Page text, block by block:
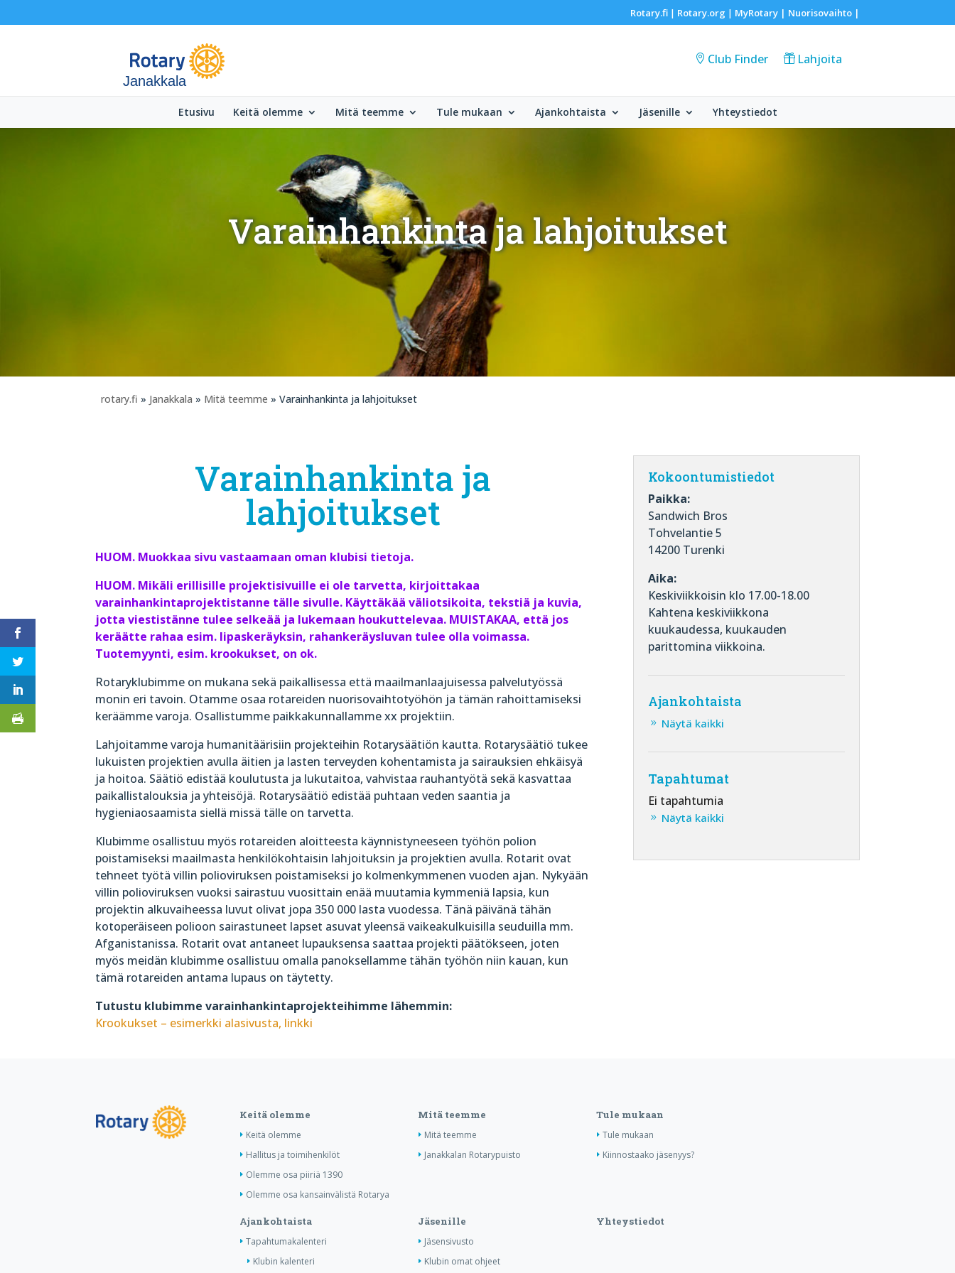
Rotary.fi| Rotary.org | MyRotary | Nuorisovaihto|
Janakkala
Club Finder Lahjoita
Etusivu Keitä olemme Mitä teemme Tule mukaan Ajankohtaista Jäsenille Yhteystiedot
Varainhankinta ja lahjoitukset
rotary.fi » Janakkala » Mitä teemme » Varainhankinta ja lahjoitukset
Varainhankinta ja
lahjoitukset
HUOM. Muokkaa sivu vastaamaan oman klubisi tietoja.
HUOM. Mikäli erillisille projektisivuille ei ole tarvetta, kirjoittakaa
varainhankintaprojektistanne tälle sivulle. Käyttäkää väliotsikoita, tekstiä ja kuvia,
jotta viestistänne tulee selkeää ja lukemaan houkuttelevaa. MUISTAKAA, että jos
keräätte rahaa esim. lipaskeräyksin, rahankeräysluvan tulee olla voimassa.
Tuotemyynti, esim. krookukset, on ok.
Rotaryklubimme on mukana sekä paikallisessa että maailmanlaajuisessa palvelutyössä
monin eri tavoin. Otamme osaa rotareiden nuorisovaihtotyöhön ja tämän rahoittamiseksi
keräämme varoja. Osallistumme paikkakunnallamme xx projektiin.
Lahjoitamme varoja humanitäärisiin projekteihin Rotarysäätiön kautta. Rotarysäätiö tukee
lukuisten projektien avulla äitien ja lasten terveyden kohentamista ja sairauksien ehkäisyä
ja hoitoa. Säätiö edistää koulutusta ja lukutaitoa, vahvistaa rauhantyötä sekä kasvattaa
paikallistalouksia ja yhteisöjä. Rotarysäätiö edistää puhtaan veden saantia ja
hygieniaosaamista siellä missä tälle on tarvetta.
Klubimme osallistuu myös rotareiden aloitteesta käynnistyneeseen työhön polion
poistamiseksi maailmasta henkilökohtaisin lahjoituksin ja projektien avulla. Rotarit ovat
tehneet työtä villin polioviruksen poistamiseksi jo kolmenkymmenen vuoden ajan. Nykyään
villin polioviruksen vuoksi sairastuu vuosittain enää muutamia kymmeniä lapsia, kun
projektin alkuvaiheessa luvut olivat jopa 350 000 lasta vuodessa. Tänä päivänä tähän
kotoperäiseen polioon sairastuneet lapset asuvat yleensä vaikeakulkuisilla seuduilla mm.
Afganistanissa. Rotarit ovat antaneet lupauksensa saattaa projekti päätökseen, joten
myös meidän klubimme osallistuu omalla panoksellamme tähän työhön niin kauan, kun
tämä rotareiden antama lupaus on täytetty.
Tutustu klubimme varainhankintaprojekteihimme lähemmin:
Krookukset – esimerkki alasivusta, linkki
Kokoontumistiedot
Paikka:
Sandwich Bros
Tohvelantie 5
14200 Turenki
Aika:
Keskiviikkoisin klo 17.00-18.00
Kahtena keskiviikkona
kuukaudessa, kuukauden
parittomina viikkoina.
Ajankohtaista
Näytä kaikki
Tapahtumat
Ei tapahtumia
Näytä kaikki
Keitä olemme
Keitä olemme
Hallitus ja toimihenkilöt
Olemme osa piiriä 1390
Olemme osa kansainvälistä Rotarya
Mitä teemme
Mitä teemme
Janakkalan Rotarypuisto
Tule mukaan
Tule mukaan
Kiinnostaako jäsenyys?
Ajankohtaista
Tapahtumakalenteri
Klubin kalenteri
Jäsenille
Jäsensivusto
Klubin omat ohjeet
Yhteystiedot